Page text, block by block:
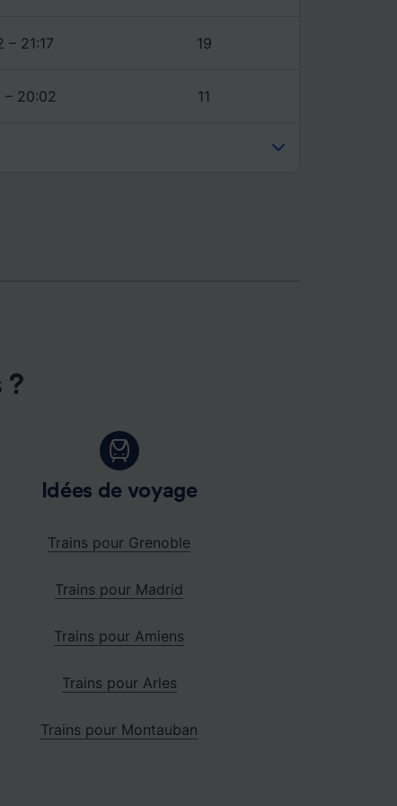
– 21:17 19
– 20:02 11
?
Idées de voyage
Trains pour Grenoble
Trains pour Madrid
Trains pour Amiens
Trains pour Arles
Trains pour Montauban